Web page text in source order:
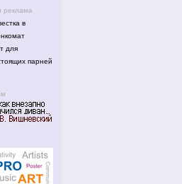
реклама
в
для
парней